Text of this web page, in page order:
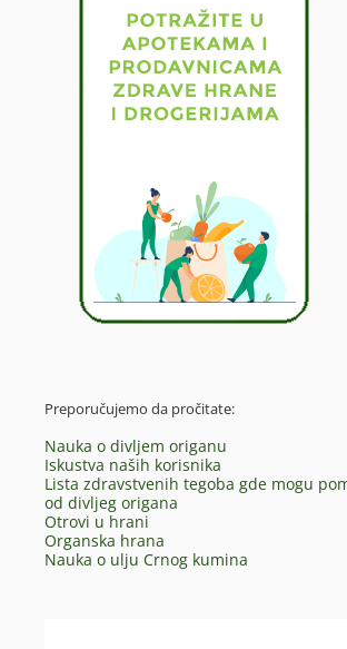
Preporučujemo da pročitate:
Nauka o divljem origanu
Iskustva naših korisnika
Lista zdravstvenih tegoba gde mogu
od divljeg origana
Otrovi u hrani
Organska hrana
Nauka o ulju Crnog kumina